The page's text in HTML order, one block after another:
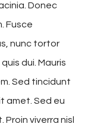
Donec
Fusce
nunc tortor
dui. Mauris
Sed tincidunt
amet. Sed eu
viverra nisl